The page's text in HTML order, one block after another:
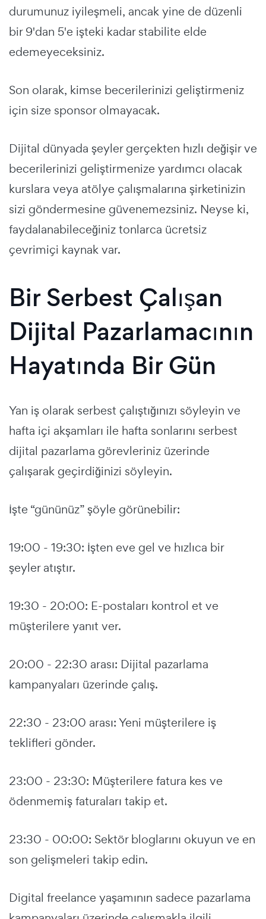
durumunuz iyileşmeli, ancak yine de düzenli
bir 9'dan 5'e işteki kadar stabilite elde
edemeyeceksiniz.
Son olarak, kimse becerilerinizi geliştirmeniz
için size sponsor olmayacak.
Dijital dünyada şeyler gerçekten hızlı değişir ve
becerilerinizi geliştirmenize yardımcı olacak
kurslara veya atölye çalışmalarına şirketinizin
sizi göndermesine güvenemezsiniz. Neyse ki,
faydalanabileceğiniz tonlarca ücretsiz
çevrimiçi kaynak var.
Bir Serbest Çalışan
Dijital Pazarlamacının
Hayatında Bir Gün
Yan iş olarak serbest çalıştığınızı söyleyin ve
hafta içi akşamları ile hafta sonlarını serbest
dijital pazarlama görevleriniz üzerinde
çalışarak geçirdiğinizi söyleyin.
İşte “gününüz” şöyle görünebilir:
19:00 - 19:30: İşten eve gel ve hızlıca bir
şeyler atıştır.
19:30 - 20:00: E-postaları kontrol et ve
müşterilere yanıt ver.
20:00 - 22:30 arası: Dijital pazarlama
kampanyaları üzerinde çalış.
22:30 - 23:00 arası: Yeni müşterilere iş
teklifleri gönder.
23:00 - 23:30: Müşterilere fatura kes ve
ödenmemiş faturaları takip et.
23:30 - 00:00: Sektör bloglarını okuyun ve en
son gelişmeleri takip edin.
Digital freelance yaşamının sadece pazarlama